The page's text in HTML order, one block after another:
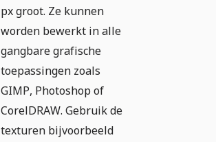
px groot. Ze kunnen
worden bewerkt in alle
gangbare grafische
toepassingen zoals
GIMP, Photoshop of
CorelDRAW. Gebruik de
texturen bijvoorbeeld